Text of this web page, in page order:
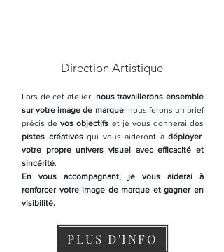
Direction Artistique
Lors de cet atelier, nous travaillerons ensemble
sur votre image de marque, nous ferons un brief
précis devos objectifs et je vous donnerai des
pistes créativesqui vous aideront àdéployer
votre propre univers visuel avec efficacité et
sincérité
En vous accompagnant, je vous aiderai à
renforcer votre image de marque et gagner en
visibilité.
PLUS D'INFO